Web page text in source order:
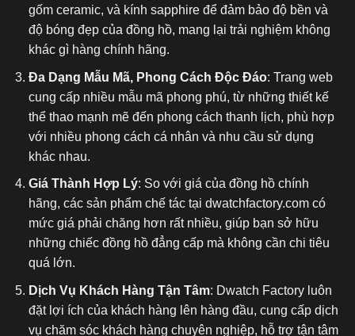
gốm ceramic, và kính sapphire để đảm bảo độ bền và
độ bóng đẹp của đồng hồ, mang lại trải nghiệm không
khác gì hàng chính hãng.
Đa Dạng Mẫu Mã, Phong Cách Độc Đáo: Trang web
cung cấp nhiều mẫu mã phong phú, từ những thiết kế
thể thao mạnh mẽ đến phong cách thanh lịch, phù hợp
với nhiều phong cách cá nhân và nhu cầu sử dụng
khác nhau.
Giá Thành Hợp Lý: So với giá của đồng hồ chính
hãng, các sản phẩm chế tác tại dwatchfactory.com có
mức giá phải chăng hơn rất nhiều, giúp bạn sở hữu
những chiếc đồng hồ đẳng cấp mà không cần chi tiêu
quá lớn.
Dịch Vụ Khách Hàng Tận Tâm: Dwatch Factory luôn
đặt lợi ích của khách hàng lên hàng đầu, cung cấp dịch
vụ chăm sóc khách hàng chuyên nghiệp, hỗ trợ tận tâm